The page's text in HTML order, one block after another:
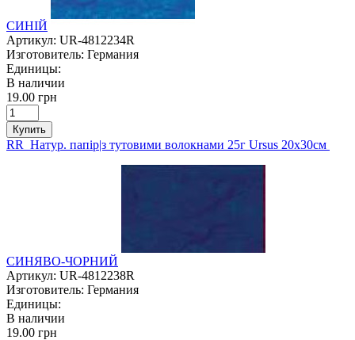
СИНІЙ
Артикул: UR-4812234R
Изготовитель: Германия
Единицы:
В наличии
19.00 грн
Купить
RR Натур. папір|з тутовими волокнами 25г Ursus 20х30см
СИНЯВО-ЧОРНИЙ
Артикул: UR-4812238R
Изготовитель: Германия
Единицы:
В наличии
19.00 грн